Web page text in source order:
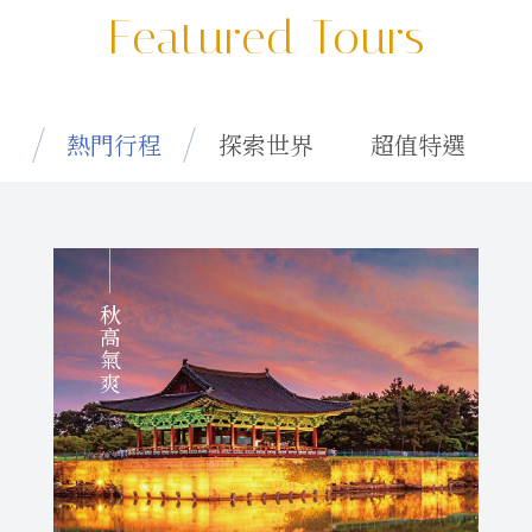
Featured Tours
熱門行程 探索世界 超值特選
秋高氣爽